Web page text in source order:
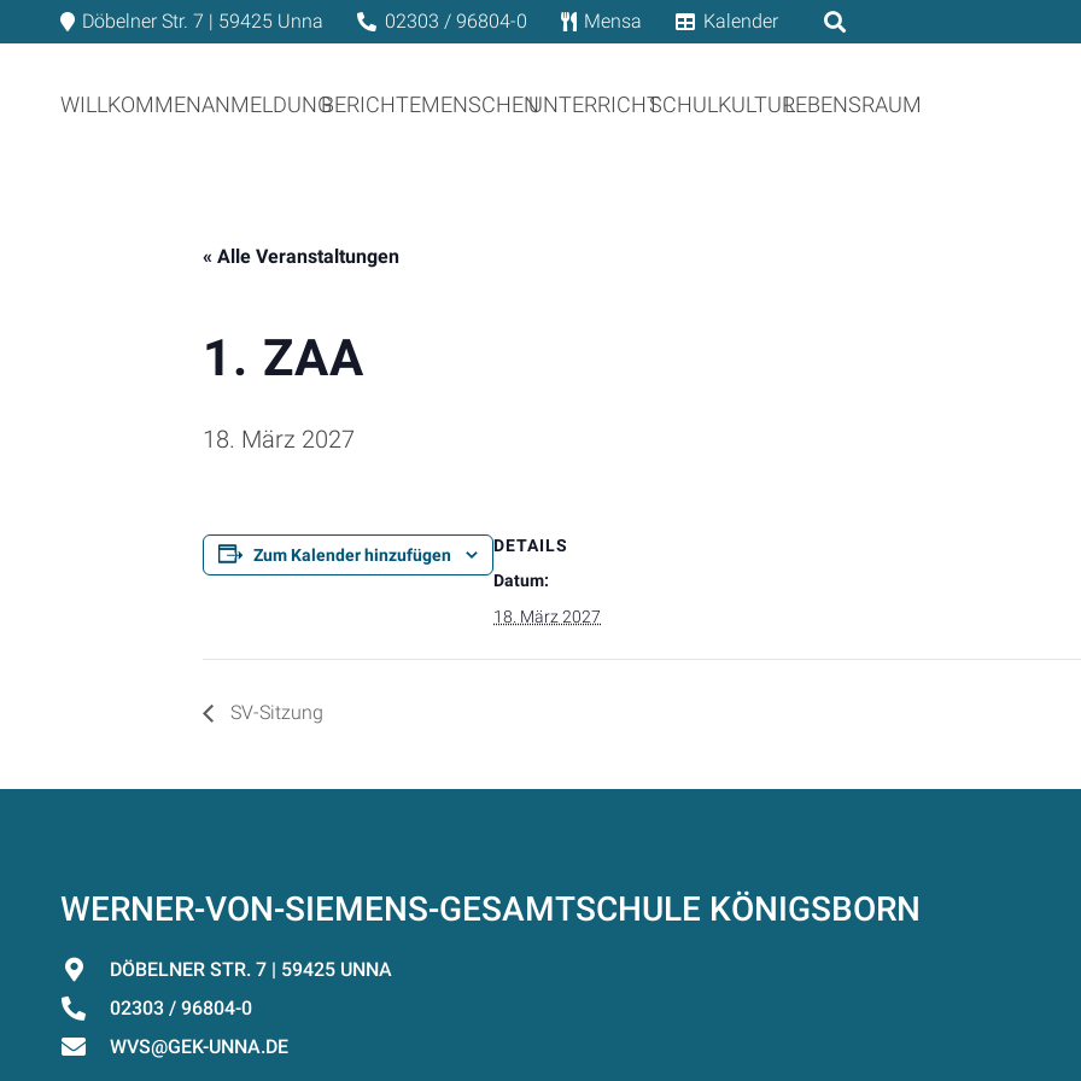
Döbelner Str. 7 | 59425 Unna 02303 / 96804-0 Mensa Kalender
WILLKOMMENANMELDUNGBERICHTEMENSCHENUNTERRICHTSCHULKULTURLEBENSRAUM
« Alle Veranstaltungen
1. ZAA
18. März 2027
Zum Kalender hinzufügen
DETAILS
Datum:
18. März 2027
SV-Sitzung
WERNER-VON-SIEMENS-GESAMTSCHULE KÖNIGSBORN
DÖBELNER STR. 7 | 59425 UNNA
02303 / 96804-0
WVS@GEK-UNNA.DE